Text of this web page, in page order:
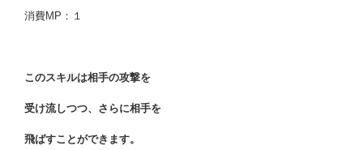
消費MP：１
このスキルは相手の攻撃を
受け流しつつ、さらに相手を
飛ばすことができます。